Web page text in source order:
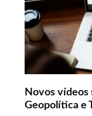
Novos vídeos
Geopolítica e